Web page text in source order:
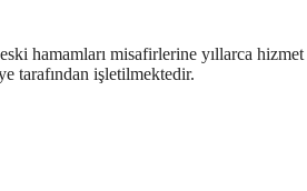
hamamları misafirlerine yıllarca hizmet
tarafından işletilmektedir.